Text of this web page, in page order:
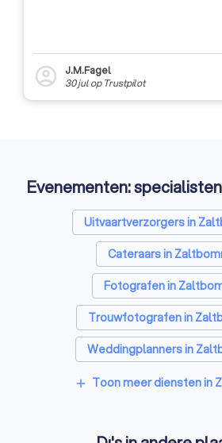
account_circle
J.M.Fagel
30 julop Trustpilot
Evenementen:
Uitvaartverzorgers in
Cateraars in
Fotografen in
Trouwfotografen in
Weddingplanners in
Videografen in
add Toon meer diensten in